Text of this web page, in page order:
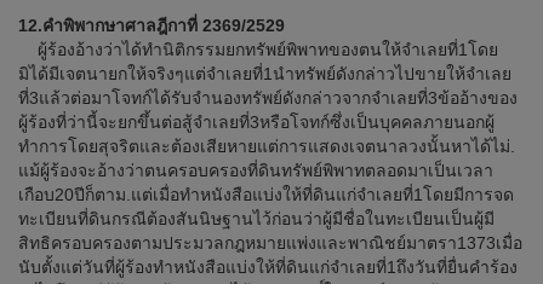
12.คำพิพากษาศาลฎีกาที่ 2369/2529
ผู้ร้องอ้างว่าได้ทำนิติกรรมยกทรัพย์พิพาทของตนให้จำเลยที่1โดย
มิได้มีเจตนายกให้จริงๆแต่จำเลยที่1นำทรัพย์ดังกล่าวไปขายให้จำเลย
ที่3แล้วต่อมาโจทก์ได้รับจำนองทรัพย์ดังกล่าวจากจำเลยที่3ข้ออ้างของ
ผู้ร้องที่ว่านี้จะยกขึ้นต่อสู้จำเลยที่3หรือโจทก์ซึ่งเป็นบุคคลภายนอกผู้
ทำการโดยสุจริตและต้องเสียหายแต่การแสดงเจตนาลวงนั้นหาได้ไม่.
แม้ผู้ร้องจะอ้างว่าตนครอบครองที่ดินทรัพย์พิพาทตลอดมาเป็นเวลา
เกือบ20ปีก็ตาม.แต่เมื่อทำหนังสือแบ่งให้ที่ดินแก่จำเลยที่1โดยมีการจด
ทะเบียนที่ดินกรณีต้องสันนิษฐานไว้ก่อนว่าผู้มีชื่อในทะเบียนเป็นผู้มี
สิทธิครอบครองตามประมวลกฎหมายแพ่งและพาณิชย์มาตรา1373เมื่อ
นับตั้งแต่วันที่ผู้ร้องทำหนังสือแบ่งให้ที่ดินแก่จำเลยที่1ถึงวันที่ยื่นคำร้อง